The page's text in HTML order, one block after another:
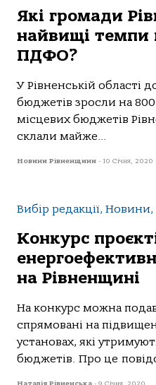
Які громади
найвищі темпи
ПДФО?
У Рівненській області
бюджетів зросли на
місцевих бюджетів
склали майже...
Новини Рівненщини - 10 Січня, 2020
Вибір редакції, Новини,
Конкурс
на Рівненщині
На конкурс можна
спрямовані на
установах, які
бюджетів. Про це